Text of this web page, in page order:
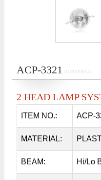
ACP-3321 │UNIVERSAL
2 HEAD LAMP
ITEM NO.: ACP-
MATERIAL:
BEAM: Hi/Lo